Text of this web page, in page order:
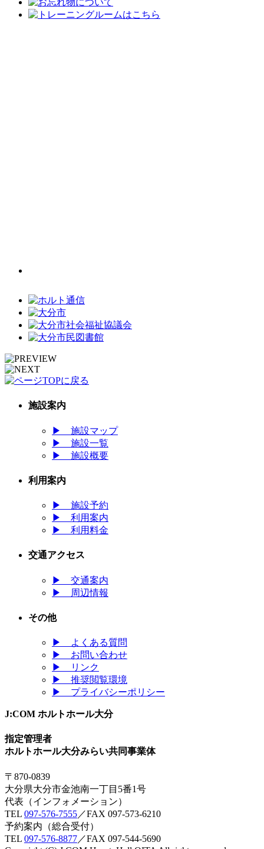
施設案内
▶ 施設マップ
▶ 施設一覧
▶ 施設概要
利用案内
▶ 施設予約
▶ 利用案内
▶ 利用料金
交通アクセス
▶ 交通案内
▶
周辺情報
その他
▶
よくある質問
▶ お問い合わせ
▶
リンク
▶ 推奨閲覧環境
▶ プライバシーポリシー
J:COM ホルトホール大分
指定管理者
ホルトホール大分みらい共同事業体
〒870-0839
大分県大分市金池南一丁目5番1号
代表（インフォメーション）
TEL 097-576-7555／FAX 097-573-6210
予約案内（総合受付）
TEL 097-576-8877／FAX 097-544-5690